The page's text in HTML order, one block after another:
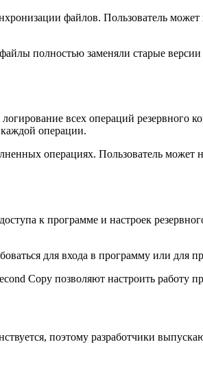
файлов. Пользователь
полностью заменяли старые
всех операций резервного
операции.
операциях. Пользователь
к программе и настроек
для входа в программу или для
Copy позволяют настроить
поэтому разработчики